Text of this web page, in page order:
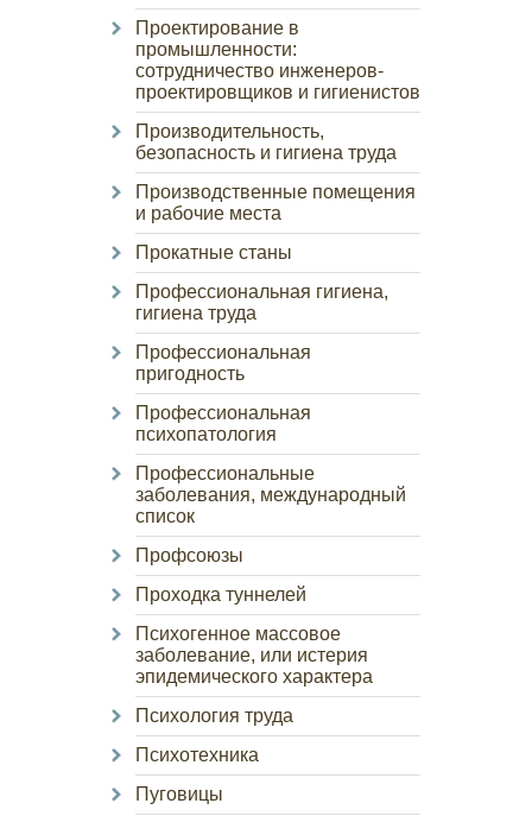
Проектирование в
промышленности:
сотрудничество инженеров-
проектировщиков и гигиенистов
Производительность,
безопасность и гигиена труда
Производственные помещения
и рабочие места
Прокатные станы
Профессиональная гигиена,
гигиена труда
Профессиональная
пригодность
Профессиональная
психопатология
Профессиональные
заболевания, международный
список
Профсоюзы
Проходка туннелей
Психогенное массовое
заболевание, или истерия
эпидемического характера
Психология труда
Психотехника
Пуговицы